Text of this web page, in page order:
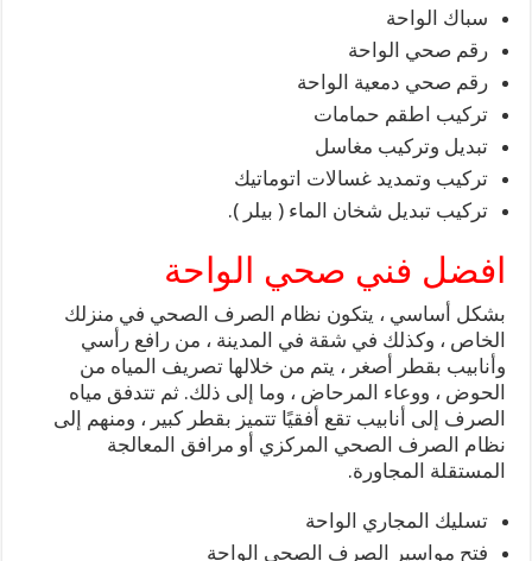
سباك الواحة
رقم صحي الواحة
رقم صحي دمعية الواحة
تركيب اطقم حمامات
تبديل وتركيب مغاسل
تركيب وتمديد غسالات اتوماتيك
تركيب تبديل شخان الماء ( بيلر ).
افضل فني صحي الواحة
بشكل أساسي ، يتكون نظام الصرف الصحي في منزلك
الخاص ، وكذلك في شقة في المدينة ، من رافع رأسي
وأنابيب بقطر أصغر ، يتم من خلالها تصريف المياه من
الحوض ، ووعاء المرحاض ، وما إلى ذلك. ثم تتدفق مياه
الصرف إلى أنابيب تقع أفقيًا تتميز بقطر كبير ، ومنهم إلى
نظام الصرف الصحي المركزي أو مرافق المعالجة
المستقلة المجاورة.
تسليك المجاري الواحة
فتح مواسير الصرف الصحي الواحة